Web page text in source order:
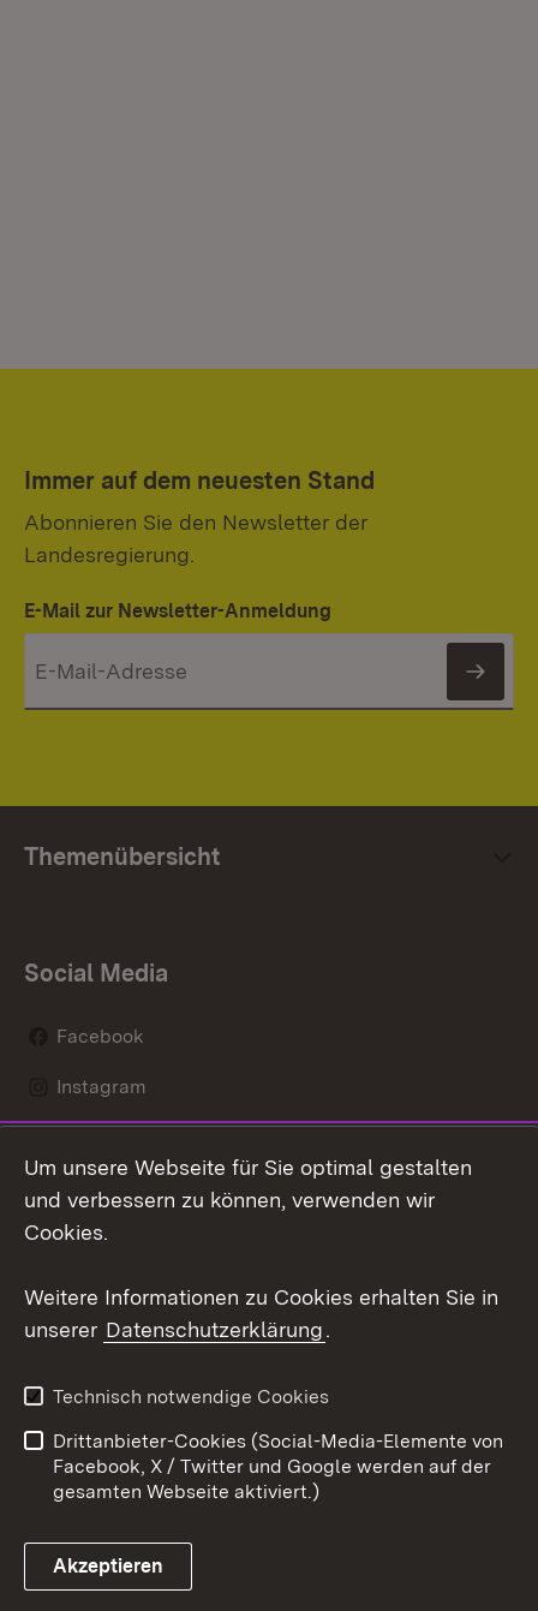
Immer auf dem neuesten Stand
Abonnieren Sie den Newsletter der
Landesregierung.
E-Mail zur Newsletter-Anmeldung
Themenübersicht
Social Media
Facebook
Instagram
Mastodon
Youtube
Link zum Landesportal
Kontakt
Datenschutz
Barrierefreiheit
Impressum Cookies
Um unsere Webseite für Sie optimal gestalten
und verbessern zu können, verwenden wir
Cookies.
Weitere Informationen zu Cookies erhalten Sie in
unserer Datenschutzerklärung.
Technisch notwendige Cookies
Drittanbieter-Cookies (Social-Media-Elemente von
Facebook, X / Twitter und Google werden auf der
gesamten Webseite aktiviert.)
Akzeptieren